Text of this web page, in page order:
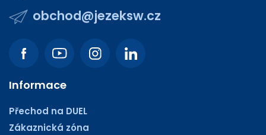
obchod@jezeksw.cz
Informace
Přechod na DUEL
Zákaznická zóna